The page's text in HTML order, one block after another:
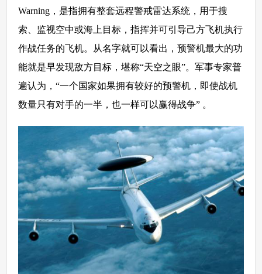
Warning，是指拥有整套远程警戒雷达系统，用于搜
索、监视空中或海上目标，指挥并可引导己方飞机执行
作战任务的飞机。从名字就可以看出，预警机最大的功
能就是早发现敌方目标，堪称“天空之眼”。军事专家普
遍认为，“一个国家如果拥有较好的预警机，即使战机
数量只有对手的一半，也一样可以赢得战争” 。